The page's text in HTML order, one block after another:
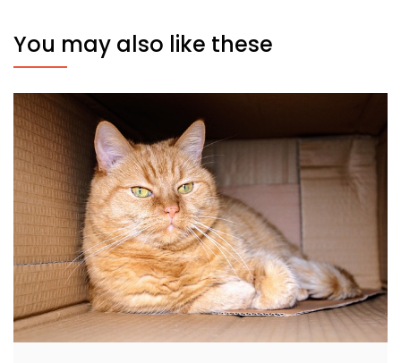
You may also like these